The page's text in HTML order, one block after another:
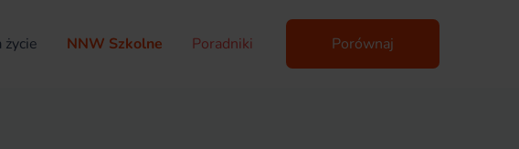
życie NNW Szkolne Poradniki Porównaj